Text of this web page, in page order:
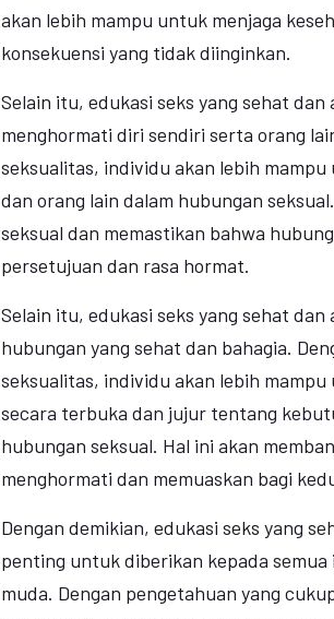
akan lebih mampu untuk menjaga
konsekuensi yang tidak diinginkan.
Selain itu, edukasi seks yang sehat
menghormati diri sendiri serta orang
seksualitas, individu akan lebih
dan orang lain dalam hubungan
seksual dan memastikan bahwa
persetujuan dan rasa hormat.
Selain itu, edukasi seks yang sehat
hubungan yang sehat dan bahagia.
seksualitas, individu akan lebih
secara terbuka dan jujur tentang
hubungan seksual. Hal ini akan
menghormati dan memuaskan bagi
Dengan demikian, edukasi seks yang
penting untuk diberikan kepada
muda. Dengan pengetahuan yang